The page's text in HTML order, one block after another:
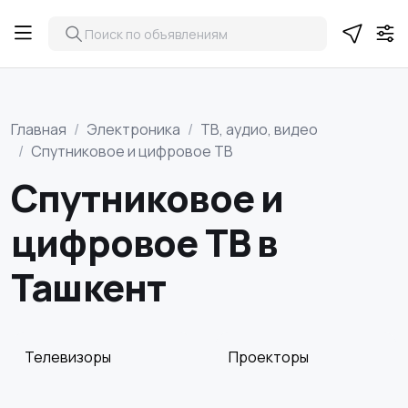
Главная Электроника
ТВ, аудио, видео
Спутниковое и цифровое ТВ
Спутниковое и
цифровое ТВ в
Ташкент
Телевизоры Проекторы